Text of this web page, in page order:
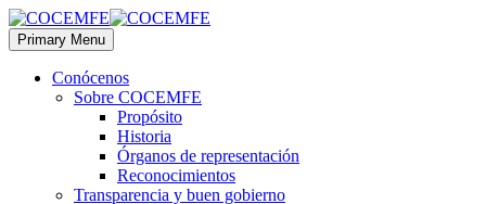
Primary Menu
Conócenos
Sobre COCEMFE
Propósito
Historia
Órganos de representación
Reconocimientos
Transparencia y buen gobierno